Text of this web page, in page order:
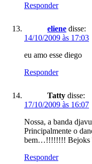
Responder
eliene disse:
14/10/2009 às 17:03
eu amo esse diego
Responder
Tatty disse:
17/10/2009 às 16:07
Nossa, a banda
Principalmente o
bem…!!!!!!!! Bejoks
Responder